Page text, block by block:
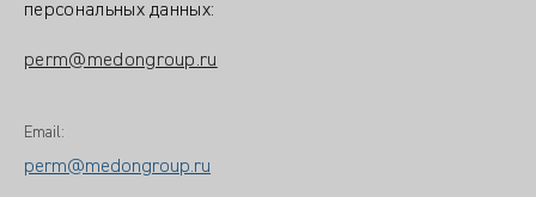
персональных данных:
perm@medongroup.ru
Email:
perm@medongroup.ru